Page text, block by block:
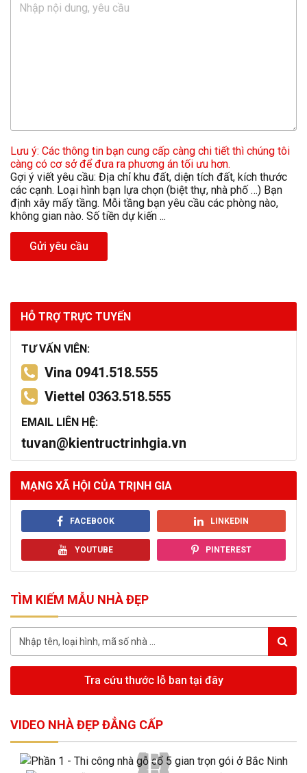
Lưu ý: Các thông tin bạn cung cấp càng chi tiết thì chúng tôi
càng có cơ sở để đưa ra phương án tối ưu hơn.
Gợi ý viết yêu cầu: Địa chỉ khu đất, diện tích đất, kích thước
các cạnh. Loại hình bạn lựa chọn (biệt thự, nhà phố …) Bạn
định xây mấy tầng. Mỗi tầng bạn yêu cầu các phòng nào,
không gian nào. Số tiền dự kiến ...
Gửi yêu cầu
HỖ TRỢ TRỰC TUYẾN
TƯ VẤN VIÊN:
Vina 0941.518.555
Viettel 0363.518.555
EMAIL LIÊN HỆ:
tuvan@kientructrinhgia.vn
MẠNG XÃ HỘI CỦA TRỊNH GIA
FACEBOOK LINKEDIN
YOUTUBE PINTEREST
TÌM KIẾM MẪU NHÀ ĐẸP
Tra cứu thước lỗ ban tại đây
VIDEO NHÀ ĐẸP ĐẲNG CẤP